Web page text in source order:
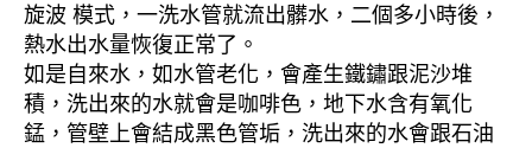
旋波 模式，一洗水管就流出髒水，二個多小時後，
熱水出水量恢復正常了。
如是自來水，如水管老化，會產生鐵鏽跟泥沙堆
積，洗出來的水就會是咖啡色，地下水含有氧化
錳，管壁上會結成黑色管垢，洗出來的水會跟石油